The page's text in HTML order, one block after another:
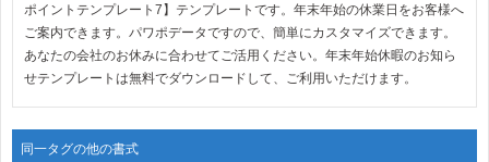
ポイントテンプレート7】テンプレートです。年末年始の休業日をお客様へ
ご案内できます。パワポデータですので、簡単にカスタマイズできます。
あなたの会社のお休みに合わせてご活用ください。年末年始休暇のお知ら
せテンプレートは無料でダウンロードして、ご利用いただけます。
同一タグの他の書式